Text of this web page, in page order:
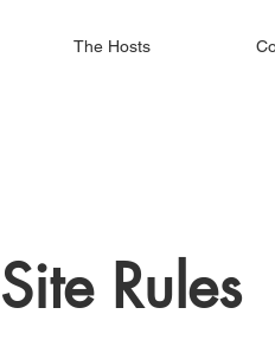
The Hosts
Site Rules